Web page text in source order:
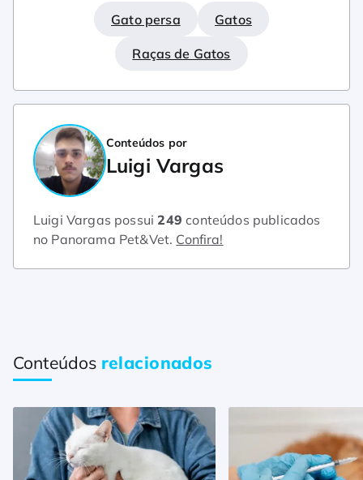
Gato persa Gatos
Raças de Gatos
Conteúdos por
Luigi Vargas
Luigi Vargas possui 249 conteúdos publicados
no Panorama Pet&Vet. Confira!
Conteúdos relacionados